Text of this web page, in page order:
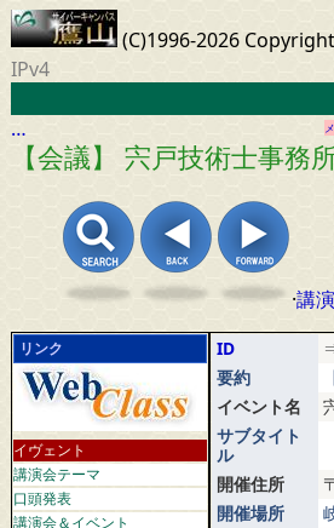
(C)1996-2026 Copyright
IPv4
…
【会議】 宍戸技術士事
·講
リンク
イヴェント
講演会テーマ
口頭発表
講演会＆イベント
ID
要約
イベント名
サブタイト
ル
開催住所
〒
開催場所